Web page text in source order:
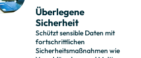
Überlegene
Sicherheit
Schützt sensible Daten mit
fortschrittlichen
Sicherheitsmaßnahmen wie